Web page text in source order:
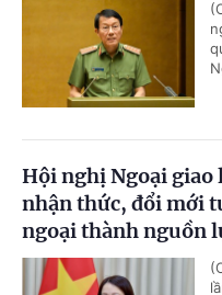
Hội nghị Ngoại giao
nhận thức, đổi mới
ngoại thành nguồn